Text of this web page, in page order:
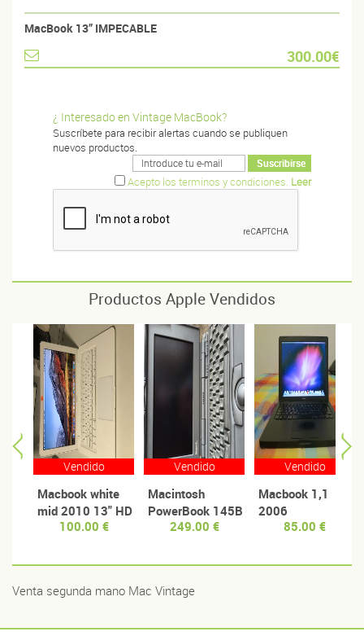
MacBook 13” IMPECABLE
300.00€
¿ Interesado en Vintage MacBook?
Suscríbete para recibir alertas cuando se publiquen
nuevos productos.
Acepto los terminos y condiciones. Leer
Productos Apple Vendidos
Vendido
Macbook white
mid 2010 13" HD
240 - 8GB RAM
100.00 €
Vendido
Macintosh
PowerBook 145B
249.00 €
Vendido
Macbook 1,1
2006
85.00 €
Venta segunda mano Mac Vintage